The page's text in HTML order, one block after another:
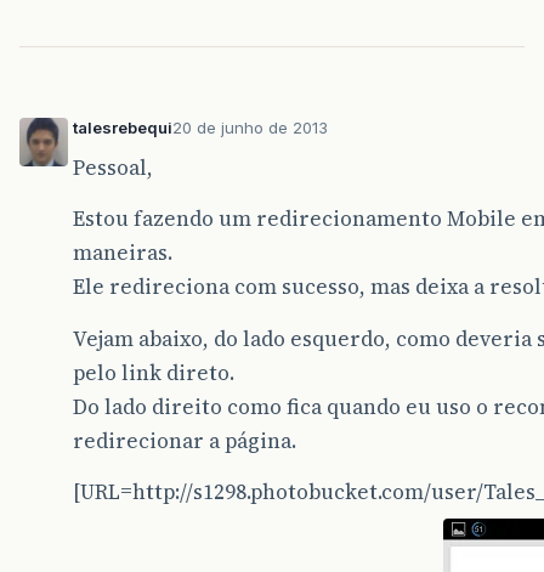
talesrebequi20 de junho de 2013
Pessoal,
Estou fazendo um redirecionamento Mobile
maneiras.
Ele redireciona com sucesso, mas deixa a
Vejam abaixo, do lado esquerdo, como deveria
pelo link direto.
Do lado direito como fica quando eu uso o
redirecionar a página.
[URL=http://s1298.photobucket.com/user/